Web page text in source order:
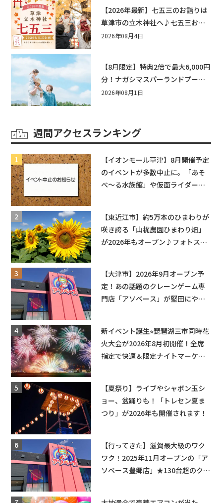
【2026年最新】七五三のお詣りは
草津市の立木神社へ♪七五三お祝
い企画をご紹介！
2026年08月4日
【8月限定】特典2倍で最大6,000円
分！ナガシマスパーランドプール
券や人気パスタ券も当たる☆夏休
2026年08月1日
週間アクセスランキング
【イオンモール草津】8月開催予定
のイベントが多数中止に。「あそ
べ〜る水族館」や仮面ライダーシ
【東近江市】約5万本のひまわりが
咲き誇る「山梶農園ひまわり畑」
が2026年もオープン♪フォトスポ
【大津市】2026年9月オープン予
定！あの話題のクレーンゲーム専
門店「アソベース」が堅田にやっ
新イベント誕生⭐︎琵琶湖三市同時花
火大会が2026年8月初開催！全席
指定で快適＆限定ナイトマーケッ
【夏祭り】ライブやシャボン玉シ
ョー、盆踊りも！「トレセン夏ま
つり」が2026年も開催されます！
【行ってきた】滋賀最大級のワク
ワク！2025年11月オープンの「ア
ソベース豊郷店」★130台超のクレ